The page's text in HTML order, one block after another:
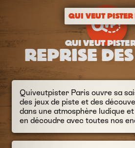
QUI VEUT
QUI VEUT PISTER
REPRISE
Quiveutpister Paris ouvre sa
des jeux de piste et des
dans une atmosphère ludique
en découdre avec toutes nos